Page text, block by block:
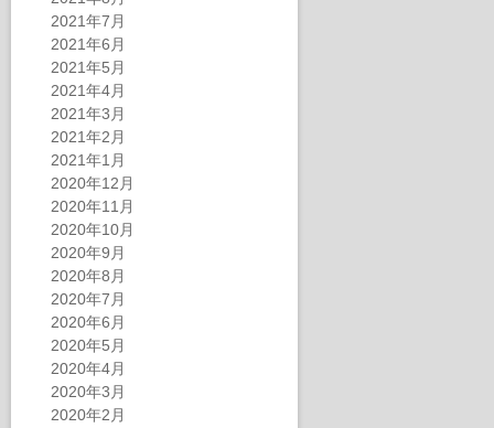
2021年7月
2021年6月
2021年5月
2021年4月
2021年3月
2021年2月
2021年1月
2020年12月
2020年11月
2020年10月
2020年9月
2020年8月
2020年7月
2020年6月
2020年5月
2020年4月
2020年3月
2020年2月